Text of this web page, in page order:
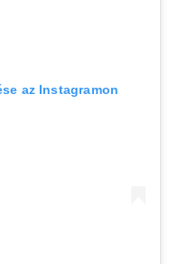
az Instagramon